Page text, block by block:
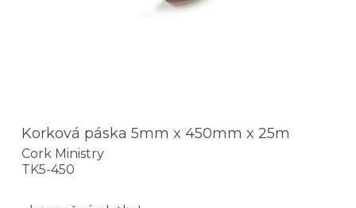
Korková páska 5mm x 450mm x 25m
Cork Ministry
TK5-450